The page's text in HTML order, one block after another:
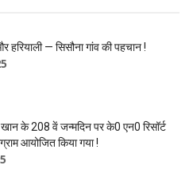
हरियाली — सिसौना गांव की पहचान !
के 208 वें जन्मदिन पर के0 एन0 रिसॉर्ट
आयोजित किया गया !